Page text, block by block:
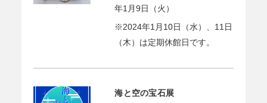
年1月9日（火）
※2024年1月10日（水）、11日
（木）は定期休館日です。
海と空の宝石展